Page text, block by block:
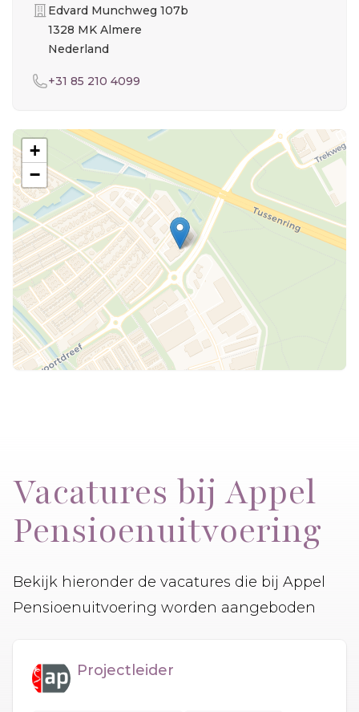
Organisatie
Edvard Munchweg 107b
1328 MK Almere
Nederland
Telefoon
+31 85 210 4099
+
−
Vacatures bij Appel
Pensioenuitvoering
Bekijk hieronder de vacatures die bij Appel
Pensioenuitvoering worden aangeboden
Projectleider